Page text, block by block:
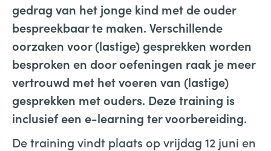
gedrag van het jonge kind met de ouder
bespreekbaar te maken. Verschillende
oorzaken voor (lastige) gesprekken worden
besproken en door oefeningen raak je meer
vertrouwd met het voeren van (lastige)
gesprekken met ouders. Deze training is
inclusief een e-learning ter voorbereiding.
De training vindt plaats op vrijdag 12 juni en